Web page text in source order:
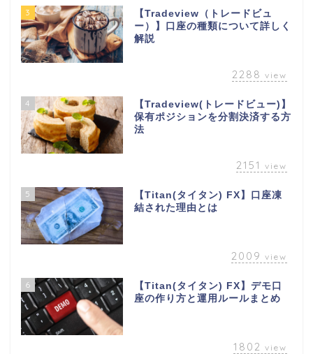
3
【Tradeview（トレードビュ
ー）】口座の種類について詳しく
解説
2288 view
4
【Tradeview(トレードビュー)】
保有ポジションを分割決済する方
法
2151 view
5
【Titan(タイタン) FX】口座凍
結された理由とは
2009 view
6
【Titan(タイタン) FX】デモ口
座の作り方と運用ルールまとめ
1802 view